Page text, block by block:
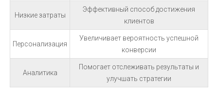
Низкие затраты
Эффективный способ достижения
клиентов
Персонализация
Увеличивает вероятность успешной
конверсии
Аналитика
Помогает отслеживать результаты и
улучшать стратегии